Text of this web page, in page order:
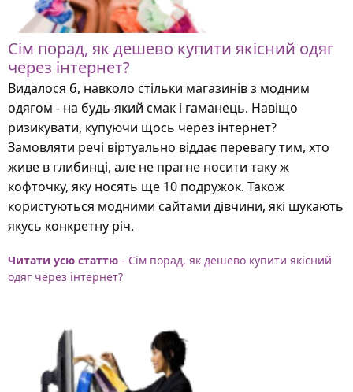
Сім порад, як дешево купити якісний одяг
через інтернет?
Видалося б, навколо стільки магазинів з модним
одягом - на будь-який смак і гаманець. Навіщо
ризикувати, купуючи щось через інтернет?
Замовляти речі віртуально віддає перевагу тим, хто
живе в глибинці, але не прагне носити таку ж
кофточку, яку носять ще 10 подружок. Також
користуються модними сайтами дівчини, які шукають
якусь конкретну річ.
Читати усю статтю - Сім порад, як дешево купити якісний
одяг через інтернет?